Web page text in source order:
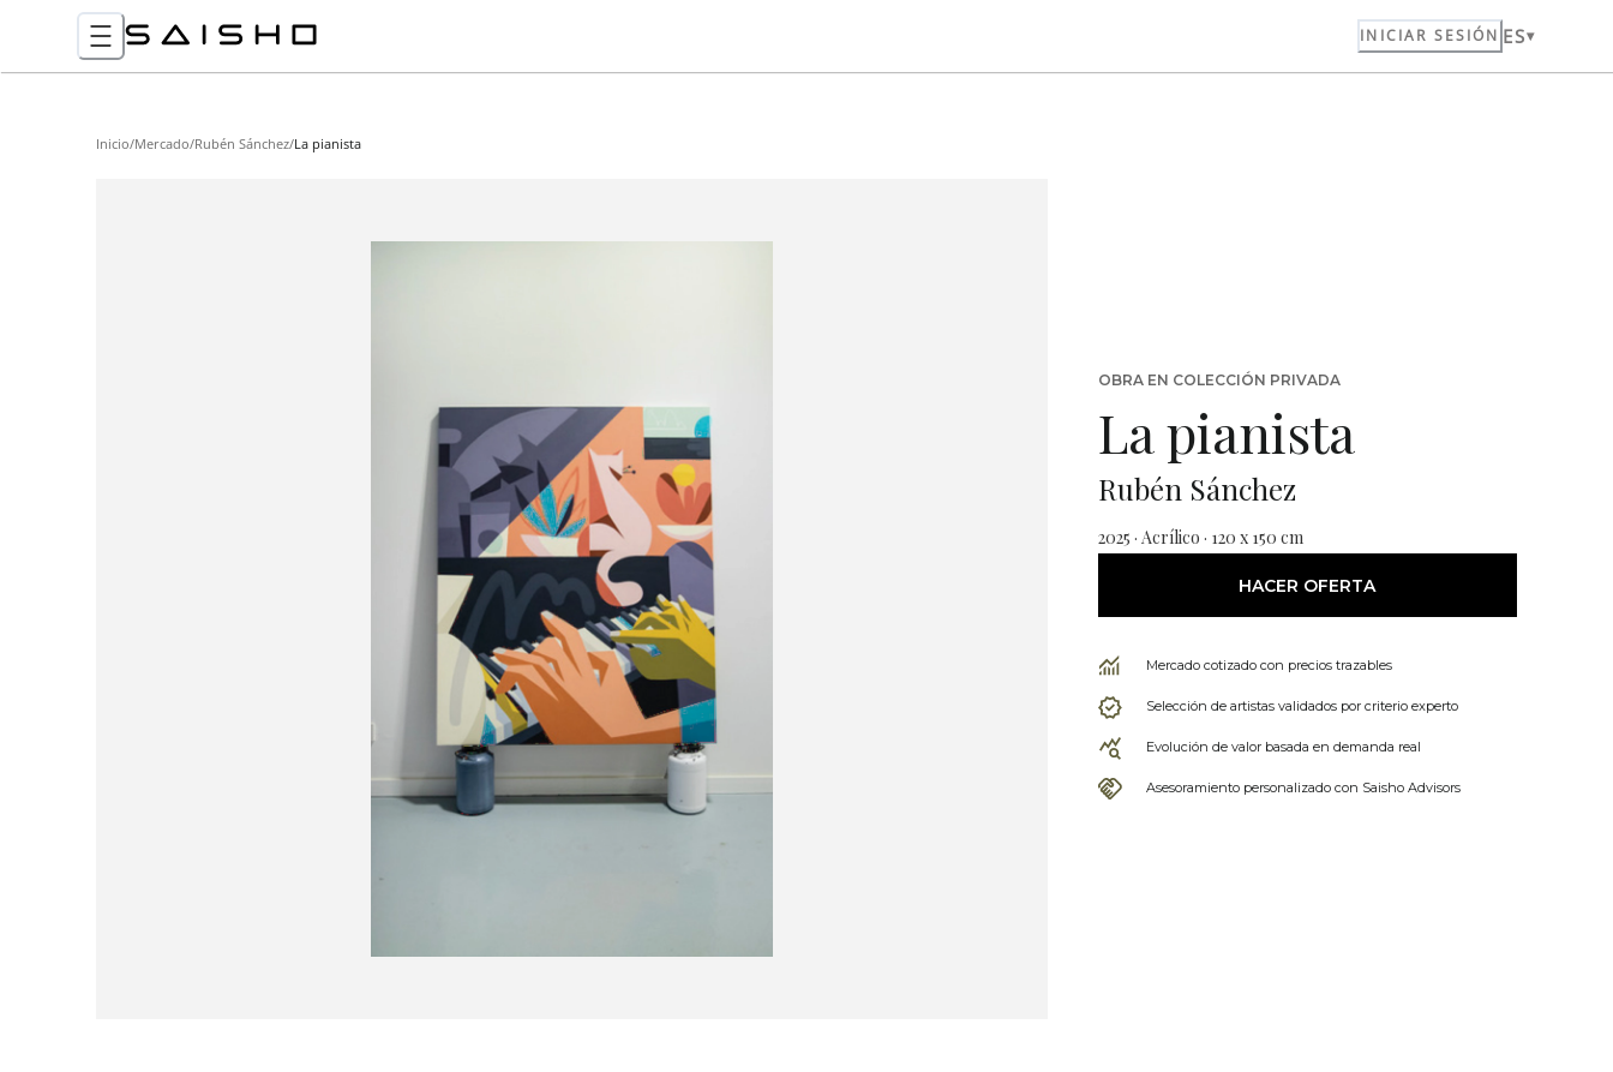
INICIAR SESIÓN ES
Inicio/Mercado/Rubén Sánchez/La pianista
OBRA EN COLECCIÓN PRIVADA
La pianista
Rubén Sánchez
2025 · Acrílico · 120 x 150 cm
HACER OFERTA
Mercado cotizado con precios trazables
Selección de artistas validados por criterio experto
Evolución de valor basada en demanda real
Asesoramiento personalizado con Saisho Advisors